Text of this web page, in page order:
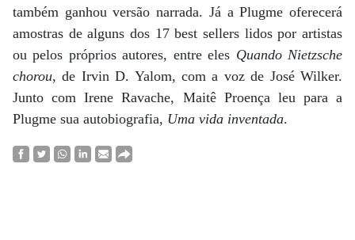
também ganhou versão narrada. Já a Plugme oferecerá
amostras de alguns dos 17 best sellers lidos por artistas
ou pelos próprios autores, entre eles Quando Nietzsche
chorou, de Irvin D. Yalom, com a voz de José Wilker.
Junto com Irene Ravache, Maitê Proença leu para a
Plugme sua autobiografia, Uma vida inventada.